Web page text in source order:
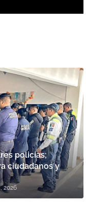
policías;
ciudadanos y
2026